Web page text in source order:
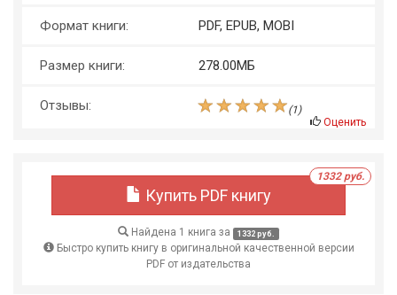
Формат книги: PDF, EPUB, MOBI
Размер книги: 278.00МБ
Отзывы: (1)
Оценить
Купить PDF книгу
1332 руб.
Найдена 1 книга за 1332 руб.
Быстро купить книгу в оригинальной качественной версии
PDF от издательства